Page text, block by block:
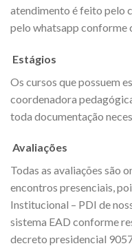
atendimento é feito pelo
pelo whatsapp conforme
Estágios
Os cursos que possuem
coordenadora
toda documentação
Avaliações
Todas as avaliações são
encontros presenciais,
Institucional – PDI de
sistema EAD conforme
decreto presidencial